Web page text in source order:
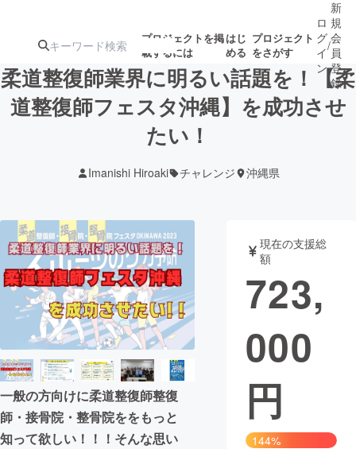
プロジェクトを掲
載するには
はじ
める
プロジェクト
をさがす
注目の新着プロ 募集終了が近いプ
テクノロジー・ガジェット
映像・映画 書籍・雑誌
ビジネス・起業 チャレンジ
まちづくり・地域活性化
CAMPFIRE for Social Good
CAMPFIRE Creation
ロ
グ
イ
ン
/
新
規
会
員
登
録
柔道整復師業界に明るい話題を！【柔
道整復師フェスタ沖縄】を成功させ
たい！
Imanishi Hiroaki チャレンジ 沖縄県
一般の方向けに柔道整復師整復
師・接骨院・整骨院ををもっと
知って欲しい！！！そんな思い
現在の支援総
額
723,
000
円
144%